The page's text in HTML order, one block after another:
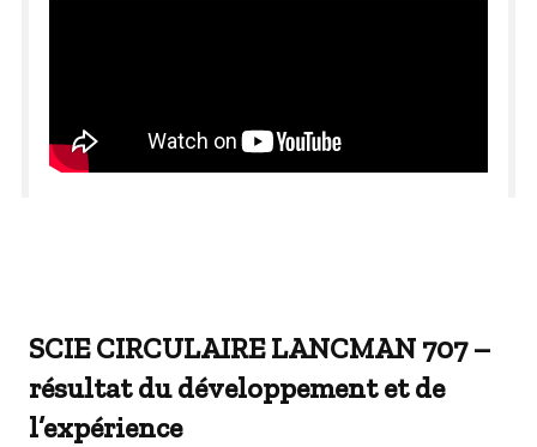
SCIE CIRCULAIRE LANCMAN 707 –
résultat du développement et de
l’expérience